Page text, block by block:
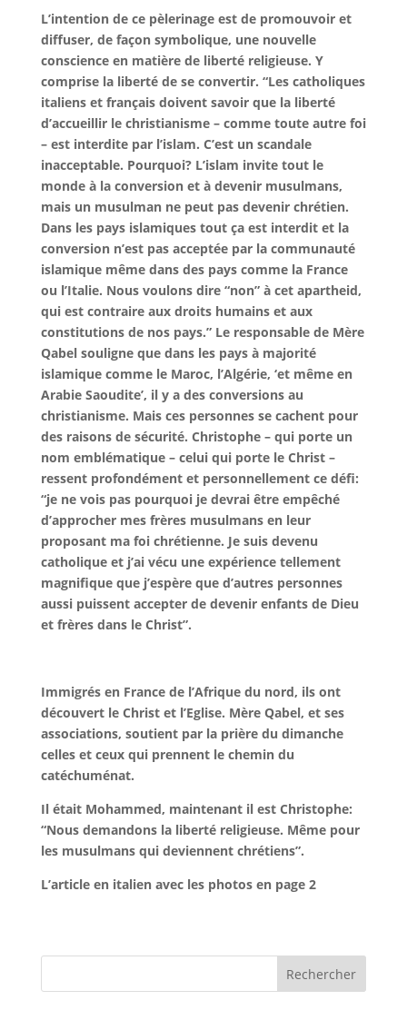
L’intention de ce pèlerinage est de promouvoir et
diffuser, de façon symbolique, une nouvelle
conscience en matière de liberté religieuse. Y
comprise la liberté de se convertir. “Les catholiques
italiens et français doivent savoir que la liberté
d’accueillir le christianisme – comme toute autre foi
– est interdite par l’islam. C’est un scandale
inacceptable. Pourquoi? L’islam invite tout le
monde à la conversion et à devenir musulmans,
mais un musulman ne peut pas devenir chrétien.
Dans les pays islamiques tout ça est interdit et la
conversion n’est pas acceptée par la communauté
islamique même dans des pays comme la France
ou l’Italie. Nous voulons dire “non” à cet apartheid,
qui est contraire aux droits humains et aux
constitutions de nos pays.” Le responsable de Mère
Qabel souligne que dans les pays à majorité
islamique comme le Maroc, l’Algérie, ‘et même en
Arabie Saoudite’, il y a des conversions au
christianisme. Mais ces personnes se cachent pour
des raisons de sécurité. Christophe – qui porte un
nom emblématique – celui qui porte le Christ –
ressent profondément et personnellement ce défi:
“je ne vois pas pourquoi je devrai être empêché
d’approcher mes frères musulmans en leur
proposant ma foi chrétienne. Je suis devenu
catholique et j’ai vécu une expérience tellement
magnifique que j’espère que d’autres personnes
aussi puissent accepter de devenir enfants de Dieu
et frères dans le Christ”.
Immigrés en France de l’Afrique du nord, ils ont
découvert le Christ et l’Eglise. Mère Qabel, et ses
associations, soutient par la prière du dimanche
celles et ceux qui prennent le chemin du
catéchuménat.
Il était Mohammed, maintenant il est Christophe:
“Nous demandons la liberté religieuse. Même pour
les musulmans qui deviennent chrétiens”.
L’article en italien avec les photos en page 2